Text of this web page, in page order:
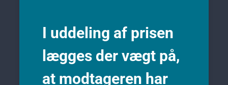
I uddeling af prisen
lægges der vægt på,
at modtageren har